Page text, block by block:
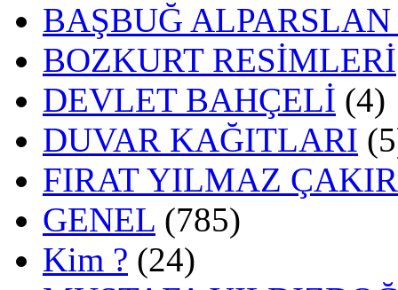
BAŞBUĞ
BOZKURT RESİMLERİ
DEVLET BAHÇELİ (4)
DUVAR KAĞITLARI
FIRAT YILMAZ
GENEL (785)
Kim ? (24)